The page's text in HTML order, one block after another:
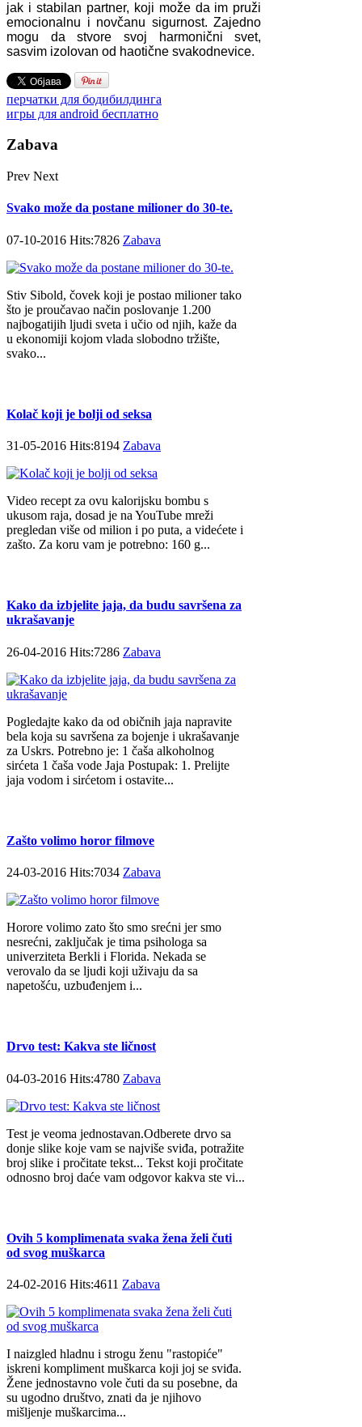
jak i stabilan partner, koji može da im pruži
emocionalnu i novčanu sigurnost. Zajedno
mogu da stvore svoj harmonični svet,
sasvim izolovan od haotične svakodnevice.
перчатки для бодибилдинга
игры для android бесплатно
Zabava
Prev Next
Svako može da postane milioner do 30-te.
07-10-2016 Hits:7826 Zabava
Stiv Sibold, čovek koji je postao milioner tako
što je proučavao način poslovanje 1.200
najbogatijih ljudi sveta i učio od njih, kaže da
u ekonomiji kojom vlada slobodno tržište,
svako...
Kolač koji je bolji od seksa
31-05-2016 Hits:8194 Zabava
Video recept za ovu kalorijsku bombu s
ukusom raja, dosad je na YouTube mreži
pregledan više od milion i po puta, a videćete i
zašto. Za koru vam je potrebno: 160 g...
Kako da izbjelite jaja, da budu savršena za
ukrašavanje
26-04-2016 Hits:7286 Zabava
Pogledajte kako da od običnih jaja napravite
bela koja su savršena za bojenje i ukrašavanje
za Uskrs. Potrebno je: 1 čaša alkoholnog
sirćeta 1 čaša vode Jaja Postupak: 1. Prelijte
jaja vodom i sirćetom i ostavite...
Zašto volimo horor filmove
24-03-2016 Hits:7034 Zabava
Horore volimo zato što smo srećni jer smo
nesrećni, zaključak je tima psihologa sa
univerziteta Berkli i Florida. Nekada se
verovalo da se ljudi koji uživaju da sa
napetošću, uzbuđenjem i...
Drvo test: Kakva ste ličnost
04-03-2016 Hits:4780 Zabava
Test je veoma jednostavan.Odberete drvo sa
donje slike koje vam se najviše sviđa, potražite
broj slike i pročitate tekst... Tekst koji pročitate
odnosno broj daće vam odgovor kakva ste vi...
Ovih 5 komplimenata svaka žena želi čuti
od svog muškarca
24-02-2016 Hits:4611 Zabava
I naizgled hladnu i strogu ženu "rastopiće"
iskreni kompliment muškarca koji joj se sviđa.
Žene jednostavno vole čuti da su posebne, da
su ugodno društvo, znati da je njihovo
mišljenje muškarcima...